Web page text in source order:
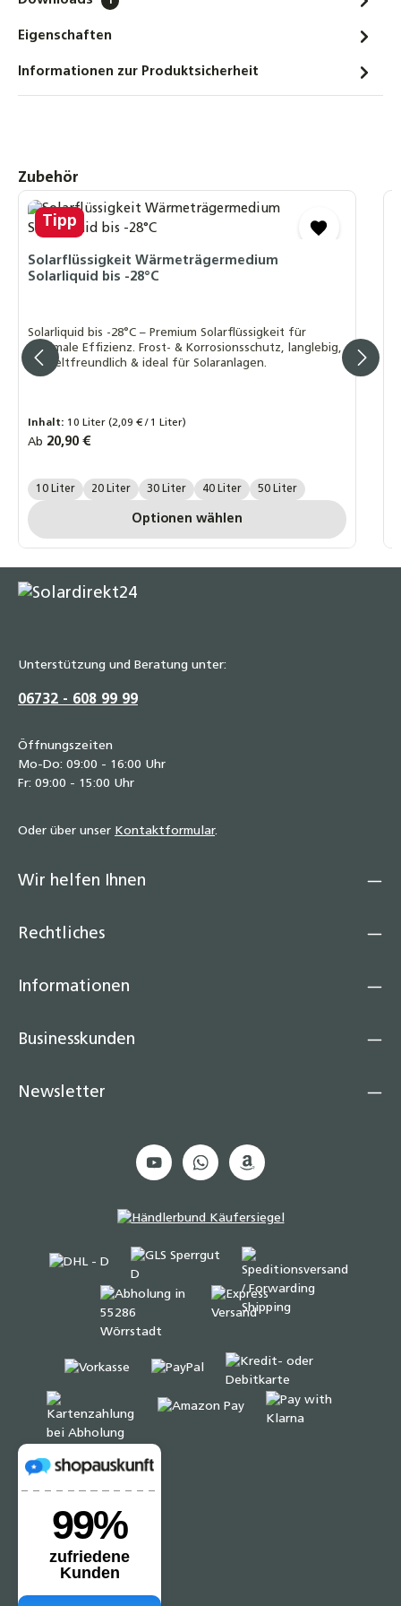
Coracon HE 6 Korrosionsschutz
Solarthermie – 230 V, 27 l/h, für Glykol
geeignet, Kanisteranschluss DIN 61
274,90 €
Gardena Einfüllpumpe für Solaranlagen
Heizunganlagen Befüllpumpe für
54,90 €
Refraktometer-Set Bestimmung des
14,90 €
Eigenschaften
Informationen zur Produktsicherheit
Produktgalerie überspringen
Zubehör
Tipp
Solarflüssigkeit Wärmeträgermedium
Solarliquid bis -28°C
Solarliquid bis -28°C – Premium Solarflüssigkeit für
maximale Effizienz. Frost- & Korrosionsschutz, langlebig,
umweltfreundlich & ideal für Solaranlagen.
Inhalt: 10 Liter(2,09 € / 1 Liter)
Regulärer Preis:
Ab 20,90 €
Liter:
10 Liter 20 Liter 30 Liter 40 Liter 50 Liter
Optionen wählen
Unterstützung und Beratung unter:
06732 - 608 99 99
Öffnungszeiten
Mo-Do: 09:00 - 16:00 Uhr
Fr: 09:00 - 15:00 Uhr
Oder über unser Kontaktformular.
Wir helfen Ihnen
Rechtliches
Informationen
Businesskunden
Newsletter